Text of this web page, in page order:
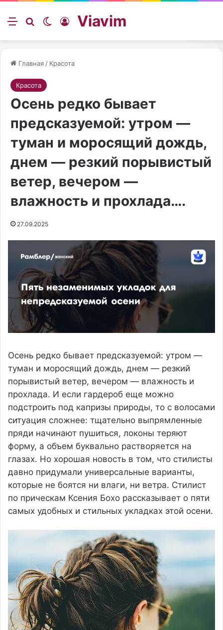
Меню ИскатьSwitch skin
Войти
Viavim
Главная / Красота
Красота
Осень редко бывает
предсказуемой: утром —
туман и моросящий дождь,
днем — резкий порывистый
ветер, вечером —
влажность и прохлада….
27.09.2025
Осень редко бывает предсказуемой: утром —
туман и моросящий дождь, днем — резкий
порывистый ветер, вечером — влажность и
прохлада. И если гардероб еще можно
подстроить под капризы природы, то с волосами
ситуация сложнее: тщательно выпрямленные
пряди начинают пушиться, локоны теряют
форму, а объем буквально растворяется на
глазах. Но хорошая новость в том, что стилисты
давно придумали универсальные варианты,
которые не боятся ни влаги, ни ветра. Стилист
по прическам Ксения Бохо рассказывает о пяти
самых удобных и стильных укладках этой осени.